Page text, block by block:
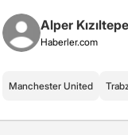
Alper Kızıltepe
Haberler.com
Manchester United